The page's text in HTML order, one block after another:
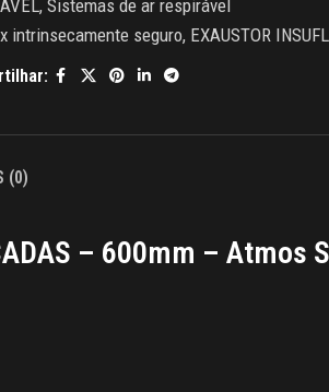
, Sistemas de ar respirável
intrinsecamente seguro, EXAUSTOR
(0)
– 600mm – Atmos